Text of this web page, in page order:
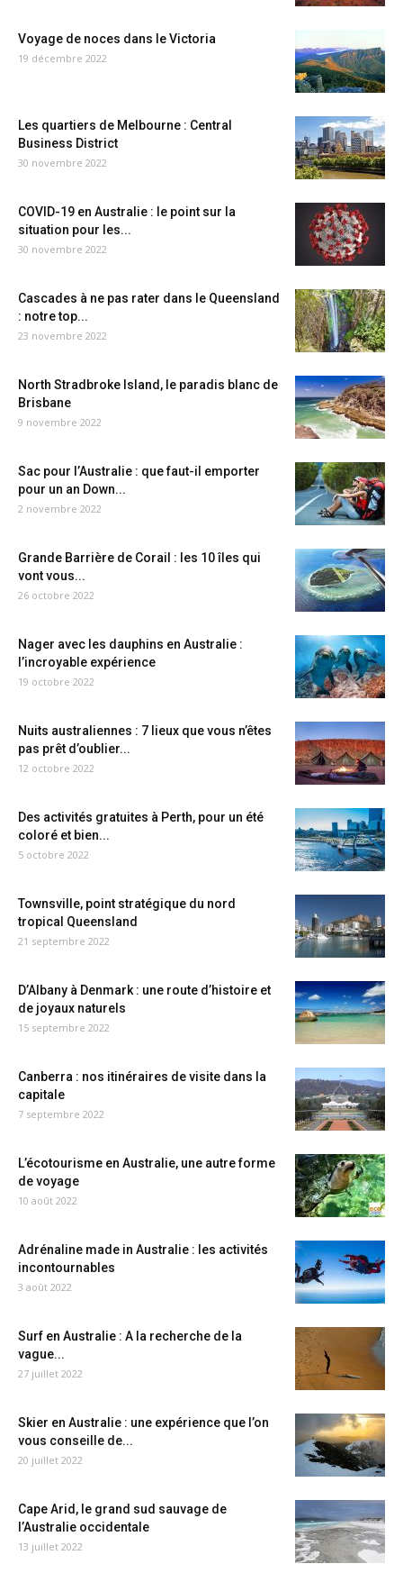
Voyage de noces dans le Victoria
19 décembre 2022
Les quartiers de Melbourne : Central
Business District
30 novembre 2022
COVID-19 en Australie : le point sur la
situation pour les...
30 novembre 2022
Cascades à ne pas rater dans le Queensland
: notre top...
23 novembre 2022
North Stradbroke Island, le paradis blanc de
Brisbane
9 novembre 2022
Sac pour l’Australie : que faut-il emporter
pour un an Down...
2 novembre 2022
Grande Barrière de Corail : les 10 îles qui
vont vous...
26 octobre 2022
Nager avec les dauphins en Australie :
l’incroyable expérience
19 octobre 2022
Nuits australiennes : 7 lieux que vous n’êtes
pas prêt d’oublier...
12 octobre 2022
Des activités gratuites à Perth, pour un été
coloré et bien...
5 octobre 2022
Townsville, point stratégique du nord
tropical Queensland
21 septembre 2022
D’Albany à Denmark : une route d’histoire et
de joyaux naturels
15 septembre 2022
Canberra : nos itinéraires de visite dans la
capitale
7 septembre 2022
L’écotourisme en Australie, une autre forme
de voyage
10 août 2022
Adrénaline made in Australie : les activités
incontournables
3 août 2022
Surf en Australie : A la recherche de la
vague...
27 juillet 2022
Skier en Australie : une expérience que l’on
vous conseille de...
20 juillet 2022
Cape Arid, le grand sud sauvage de
l’Australie occidentale
13 juillet 2022